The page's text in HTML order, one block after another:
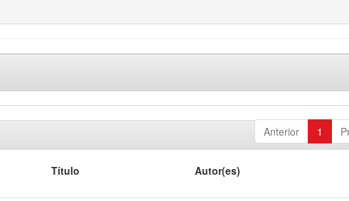
Anterior 1
Título Autor(es)